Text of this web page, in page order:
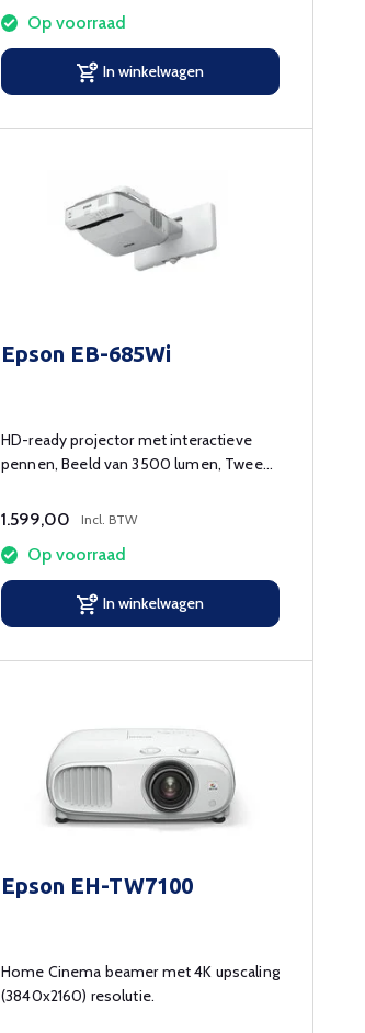
Op voorraad
In winkelwagen
Epson EB-685Wi
HD-ready projector met interactieve
pennen, Beeld van 3500 lumen, Twee
draadloze aansluitmogelijkheden
1.599,00 Incl. BTW
Op voorraad
In winkelwagen
Epson EH-TW7100
Home Cinema beamer met 4K upscaling
(3840x2160) resolutie.